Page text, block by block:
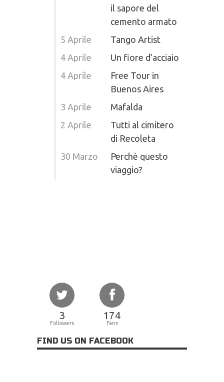
il sapore del
cemento armato
5 Aprile
Tango Artist
4 Aprile
Un fiore d’acciaio
4 Aprile
Free Tour in
Buenos Aires
3 Aprile
Mafalda
2 Aprile
Tutti al cimitero
di Recoleta
30 Marzo
Perchè questo
viaggio?
3
Followers
174
Fans
FIND US ON FACEBOOK